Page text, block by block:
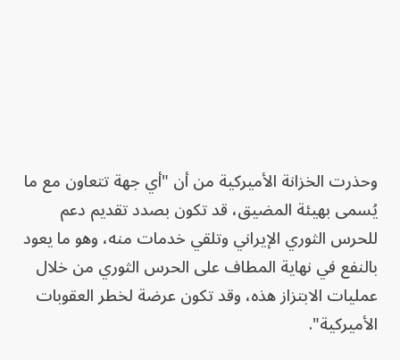
وحذرت الخزانة الأميركية من أن "أي جهة تتعاون مع ما
يُسمى بهيئة المضيق، قد تكون بصدد تقديم دعم
للحرس الثوري الإيراني وتلقي خدمات منه، وهو ما يعود
بالنفع في نهاية المطاف على الحرس الثوري من خلال
عمليات الابتزاز هذه، وقد تكون عرضة لخطر العقوبات
الأميركية".